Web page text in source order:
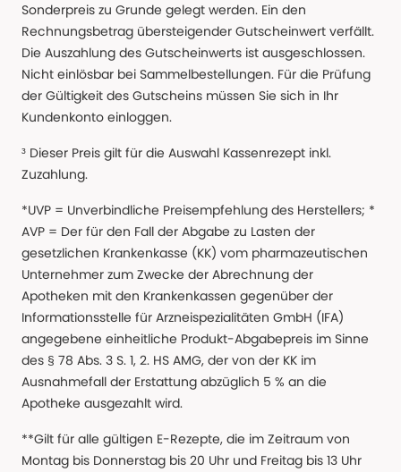
Sonderpreis zu Grunde gelegt werden. Ein den
Rechnungsbetrag übersteigender Gutscheinwert verfällt.
Die Auszahlung des Gutscheinwerts ist ausgeschlossen.
Nicht einlösbar bei Sammelbestellungen. Für die Prüfung
der Gültigkeit des Gutscheins müssen Sie sich in Ihr
Kundenkonto einloggen.
³ Dieser Preis gilt für die Auswahl Kassenrezept inkl.
Zuzahlung.
*UVP = Unverbindliche Preisempfehlung des Herstellers; *
AVP = Der für den Fall der Abgabe zu Lasten der
gesetzlichen Krankenkasse (KK) vom pharmazeutischen
Unternehmer zum Zwecke der Abrechnung der
Apotheken mit den Krankenkassen gegenüber der
Informationsstelle für Arzneispezialitäten GmbH (IFA)
angegebene einheitliche Produkt-Abgabepreis im Sinne
des § 78 Abs. 3 S. 1, 2. HS AMG, der von der KK im
Ausnahmefall der Erstattung abzüglich 5 % an die
Apotheke ausgezahlt wird.
**Gilt für alle gültigen E-Rezepte, die im Zeitraum von
Montag bis Donnerstag bis 20 Uhr und Freitag bis 13 Uhr